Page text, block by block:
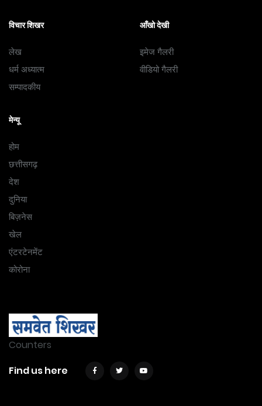
विचार शिखर
लेख
धर्म अध्यात्म
सम्पादकीय
आँखो देखी
इमेज गैलरी
वीडियो गैलरी
मेन्यू
होम
छत्तीसगढ़
देश
दुनिया
बिज़नेस
खेल
एंटरटेनमेंट
कोरोना
Counters
Find us here